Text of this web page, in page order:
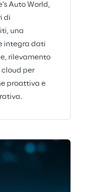
Auto World,
di
una
integra dati
rilevamento
cloud per
proattiva e